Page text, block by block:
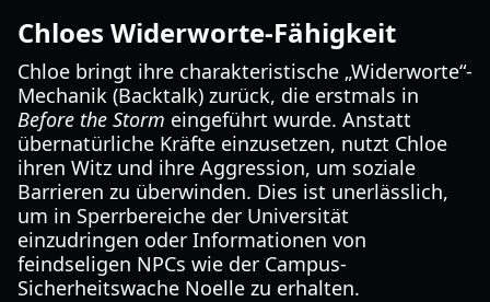
Chloes Widerworte-Fähigkeit
Chloe bringt ihre charakteristische „Widerworte“-
Mechanik (Backtalk) zurück, die erstmals in
Before the Storm eingeführt wurde. Anstatt
übernatürliche Kräfte einzusetzen, nutzt Chloe
ihren Witz und ihre Aggression, um soziale
Barrieren zu überwinden. Dies ist unerlässlich,
um in Sperrbereiche der Universität
einzudringen oder Informationen von
feindseligen NPCs wie der Campus-
Sicherheitswache Noelle zu erhalten.